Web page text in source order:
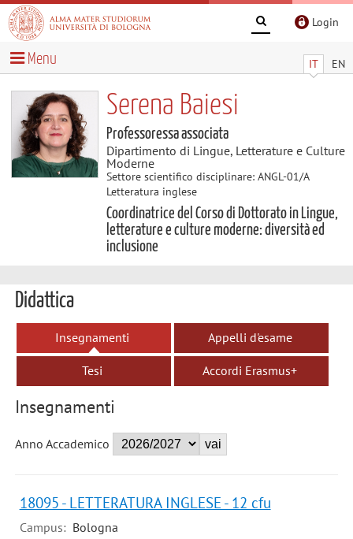
Login
IT EN
Menu
Serena Baiesi
Professoressa associata
Dipartimento di Lingue, Letterature e Culture
Moderne
Settore scientifico disciplinare: ANGL-01/A
Letteratura inglese
Coordinatrice del Corso di Dottorato in Lingue,
letterature e culture moderne: diversità ed
inclusione
Didattica
Insegnamenti Appelli d'esame
Tesi Accordi Erasmus+
Insegnamenti
Anno Accademico
18095 - LETTERATURA INGLESE - 12 cfu
Campus: Bologna